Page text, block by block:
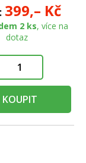
399,– Kč
2 ks, více na
dotaz
KOUPIT